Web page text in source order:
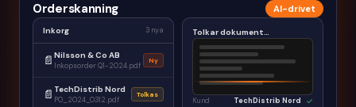
Orderskanning AI-drivet
Inkorg 3 nya
📄 Nilsson & Co AB
Inkopsorder Q1-2024.pdf
Ny
📄 TechDistrib Nord
PO_2024_0312.pdf
Tolkas
Tolkar dokument…
Kund TechDistrib Nord ✓